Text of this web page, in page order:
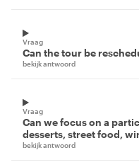
Vraag
Can the tour be
bekijk antwoord
Vraag
Can we focus on a
desserts, street food,
bekijk antwoord